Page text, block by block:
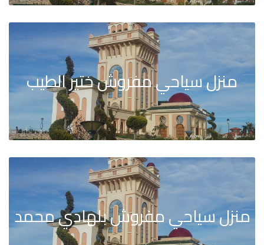
منزل سياحي مفروش ختير الطيب
منزل سياحي مفروش بلهادي محمد